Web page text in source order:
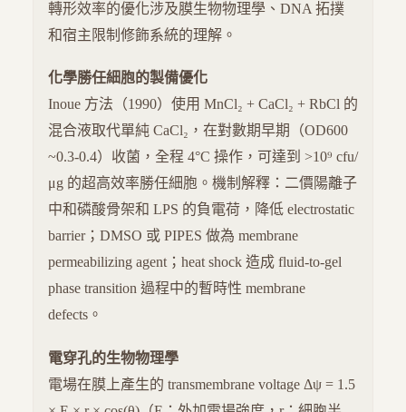
轉形效率的優化涉及膜生物物理學、DNA 拓撲
和宿主限制修飾系統的理解。
化學勝任細胞的製備優化
Inoue 方法（1990）使用 MnCl₂ + CaCl₂ + RbCl 的
混合液取代單純 CaCl₂，在對數期早期（OD600
~0.3-0.4）收菌，全程 4°C 操作，可達到 >10⁹ cfu/
μg 的超高效率勝任細胞。機制解釋：二價陽離子
中和磷酸骨架和 LPS 的負電荷，降低 electrostatic
barrier；DMSO 或 PIPES 做為 membrane
permeabilizing agent；heat shock 造成 fluid-to-gel
phase transition 過程中的暫時性 membrane
defects。
電穿孔的生物物理學
電場在膜上產生的 transmembrane voltage Δψ = 1.5